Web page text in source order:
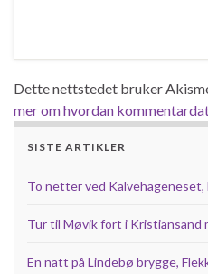
Dette nettstedet bruker
mer om hvordan
SISTE ARTIKLER
To netter ved Kalvehageneset,
Tur til Møvik fort i Kristiansand
En natt på Lindebø brygge,